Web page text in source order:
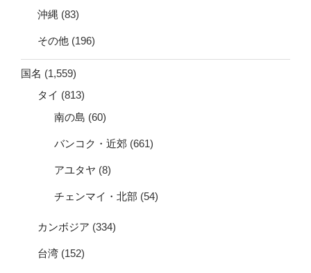
沖縄 (83)
その他 (196)
国名 (1,559)
タイ (813)
南の島 (60)
バンコク・近郊 (661)
アユタヤ (8)
チェンマイ・北部 (54)
カンボジア (334)
台湾 (152)